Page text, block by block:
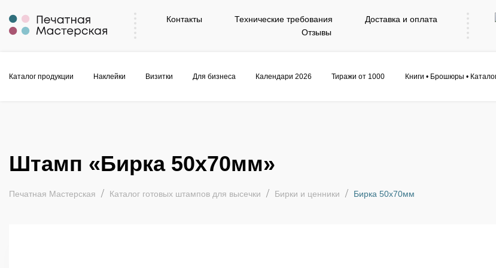
Контакты Технические требования
Доставка и оплата
Отзывы
Каталог продукции Наклейки Визитки Для бизнеса Календари 2026 Тиражи от 1000 Книги • Брошюры •
Штамп «Бирка 50х70мм»
Печатная Мастерская Каталог готовых штампов для высечки Бирки и ценники Бирка 50х70мм